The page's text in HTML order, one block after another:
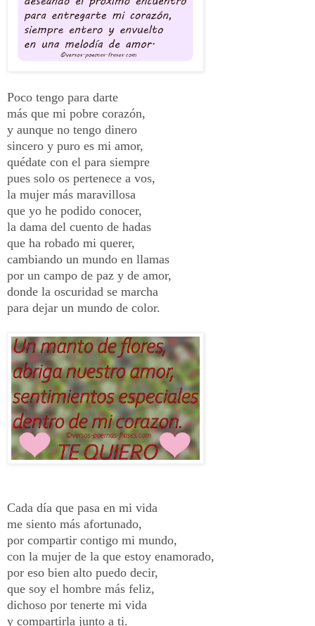
Poco tengo para darte
más que mi pobre corazón,
y aunque no tengo dinero
sincero y puro es mi amor,
quédate con el para siempre
pues solo os pertenece a vos,
la mujer más maravillosa
que yo he podido conocer,
la dama del cuento de hadas
que ha robado mi querer,
cambiando un mundo en llamas
por un campo de paz y de amor,
donde la oscuridad se marcha
para dejar un mundo de color.
Cada día que pasa en mi vida
me siento más afortunado,
por compartir contigo mi mundo,
con la mujer de la que estoy enamorado,
por eso bien alto puedo decir,
que soy el hombre más feliz,
dichoso por tenerte mi vida
y compartirla junto a ti.